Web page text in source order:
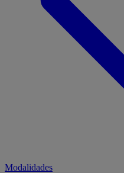
Modalidades